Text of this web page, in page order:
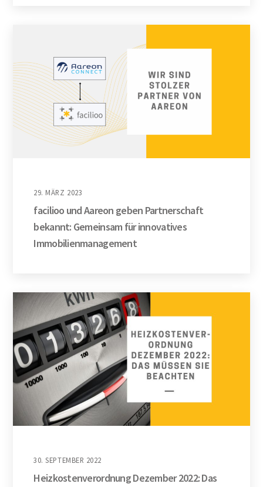
29. MÄRZ 2023
facilioo und Aareon geben Partnerschaft
bekannt: Gemeinsam für innovatives
Immobilienmanagement
30. SEPTEMBER 2022
Heizkostenverordnung Dezember 2022: Das